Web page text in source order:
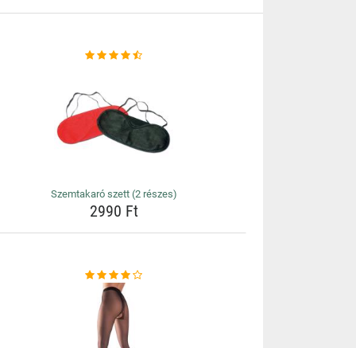
Szemtakaró szett (2 részes)
2990 Ft